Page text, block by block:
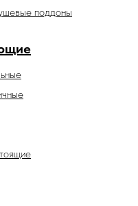
поддоны